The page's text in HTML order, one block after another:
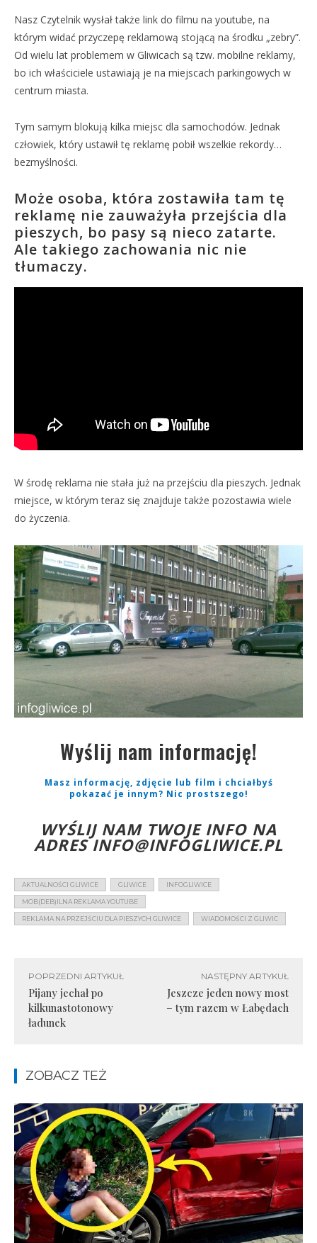
Nasz Czytelnik wysłał także link do filmu na youtube, na
którym widać przyczepę reklamową stojącą na środku „zebry”.
Od wielu lat problemem w Gliwicach są tzw. mobilne reklamy,
bo ich właściciele ustawiają je na miejscach parkingowych w
centrum miasta.
Tym samym blokują kilka miejsc dla samochodów. Jednak
człowiek, który ustawił tę reklamę pobił wszelkie rekordy…
bezmyślności.
Może osoba, która zostawiła tam tę
reklamę nie zauważyła przejścia dla
pieszych, bo pasy są nieco zatarte.
Ale takiego zachowania nic nie
tłumaczy.
W środę reklama nie stała już na przejściu dla pieszych. Jednak
miejsce, w którym teraz się znajduje także pozostawia wiele
do życzenia.
Wyślij nam informację!
Masz informację, zdjęcie lub film i chciałbyś
pokazać je innym? Nic prostszego!
WYŚLIJ NAM TWOJE INFO NA
ADRESINFO@INFOGLIWICE.PL
AKTUALNOŚCI GLIWICE GLIWICE INFOGLIWICE
MOB(DEB)ILNA REKLAMA YOUTUBE
REKLAMA NA PRZEJŚCIU DLA PIESZYCH GLIWICE WIADOMOŚCI Z GLIWIC
POPRZEDNI ARTYKUŁ
Pijany jechał po
kilkunastotonowy
ładunek
NASTĘPNY ARTYKUŁ
Jeszcze jeden nowy most
– tym razem w Łabędach
ZOBACZ TEŻ